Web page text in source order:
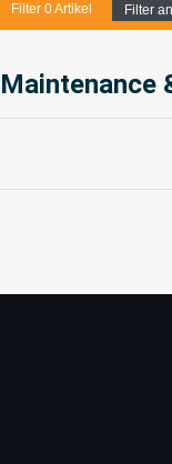
Filter 0Artikel Filter
Maintenance